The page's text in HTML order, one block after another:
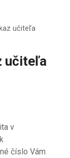
učiteľa
učiteľa
v
číslo Vám